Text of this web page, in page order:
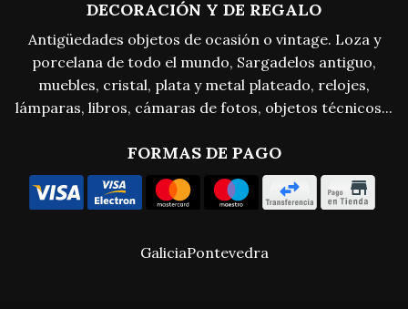
DECORACIÓN Y DE REGALO
Antigüedades objetos de ocasión o vintage. Loza y
porcelana de todo el mundo, Sargadelos antiguo,
muebles, cristal, plata y metal plateado, relojes,
lámparas, libros, cámaras de fotos, objetos técnicos...
FORMAS DE PAGO
GaliciaPontevedra